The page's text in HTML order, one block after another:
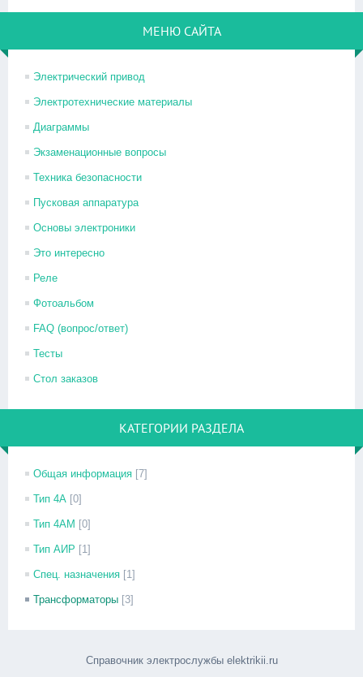
МЕНЮ САЙТА
Электрический привод
Электротехнические материалы
Диаграммы
Экзаменационные вопросы
Техника безопасности
Пусковая аппаратура
Основы электроники
Это интересно
Реле
Фотоальбом
FAQ (вопрос/ответ)
Тесты
Стол заказов
КАТЕГОРИИ РАЗДЕЛА
Общая информация [7]
Тип 4А [0]
Тип 4АМ [0]
Тип АИР [1]
Спец. назначения [1]
Трансформаторы [3]
Справочник электрослужбы elektrikii.ru